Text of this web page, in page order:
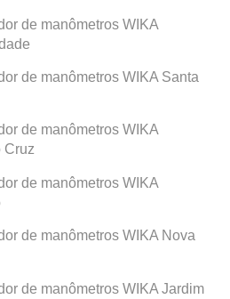
de manômetros WIKA
de manômetros WIKA Santa
de manômetros WIKA
Cruz
de manômetros WIKA
de manômetros WIKA Nova
de manômetros WIKA Jardim